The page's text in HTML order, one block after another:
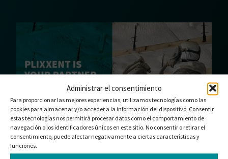
Administrar el consentimiento
Para proporcionar las mejores experiencias, utilizamos tecnologías como las
cookies para almacenar y/o acceder a la información del dispositivo. Consentir
estas tecnologías nos permitirá procesar datos como el comportamiento de
navegación o los identificadores únicos en este sitio. No consentir o retirar el
consentimiento, puede afectar negativamente a ciertas características y
funciones.
En nuestro nuevo folleto podrá descubrir el poder del
aislamiento con espuma de poliuretano en spray para